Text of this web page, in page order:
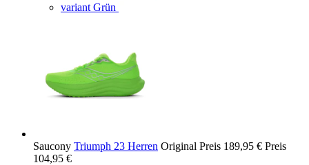
variant Grün
Saucony Triumph 23 Herren Original Preis 189,95 € Preis
104,95 €